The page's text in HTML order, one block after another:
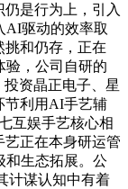
是行为上，引入
AI驱动的效率取
挑和仍存，正在
验，公司自研的
资晶正电子、星
节利用AI手艺辅
互娱手艺核心相
艺正在本身研运管
和生态拓展。公
计谋认知中有着